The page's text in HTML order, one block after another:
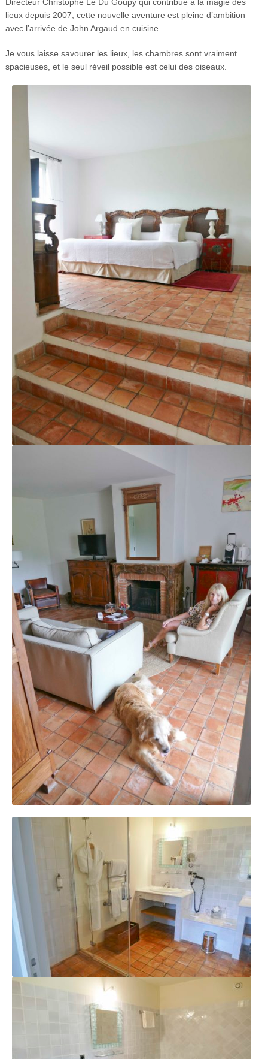
lieux depuis 2007, cette nouvelle aventure est pleine d’ambition
avec l’arrivée de John Argaud en cuisine.
Je vous laisse savourer les lieux, les chambres sont vraiment
spacieuses, et le seul réveil possible est celui des oiseaux.